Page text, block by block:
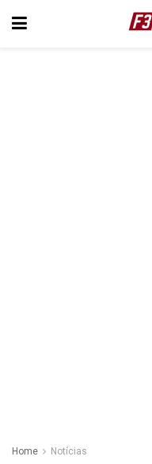
Home Notícias